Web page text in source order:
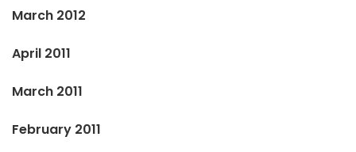
March 2012
April 2011
March 2011
February 2011